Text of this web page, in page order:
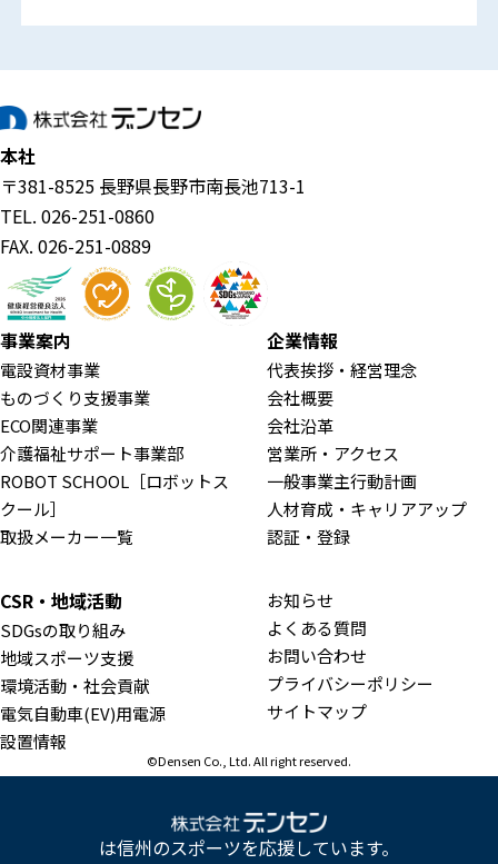
本社
〒381-8525 長野県長野市南長池713-1
TEL. 026-251-0860
FAX. 026-251-0889
事業案内
電設資材事業
ものづくり支援事業
ECO関連事業
介護福祉サポート事業部
ROBOT SCHOOL［ロボットス
クール］
取扱メーカー一覧
企業情報
代表挨拶・経営理念
会社概要
会社沿革
営業所・アクセス
一般事業主行動計画
人材育成・キャリアアップ
認証・登録
CSR・地域活動
SDGsの取り組み
地域スポーツ支援
環境活動・社会貢献
電気自動車(EV)用電源
設置情報
お知らせ
よくある質問
お問い合わせ
プライバシーポリシー
サイトマップ
©Densen Co., Ltd. All right reserved.
は信州のスポーツを応援しています。